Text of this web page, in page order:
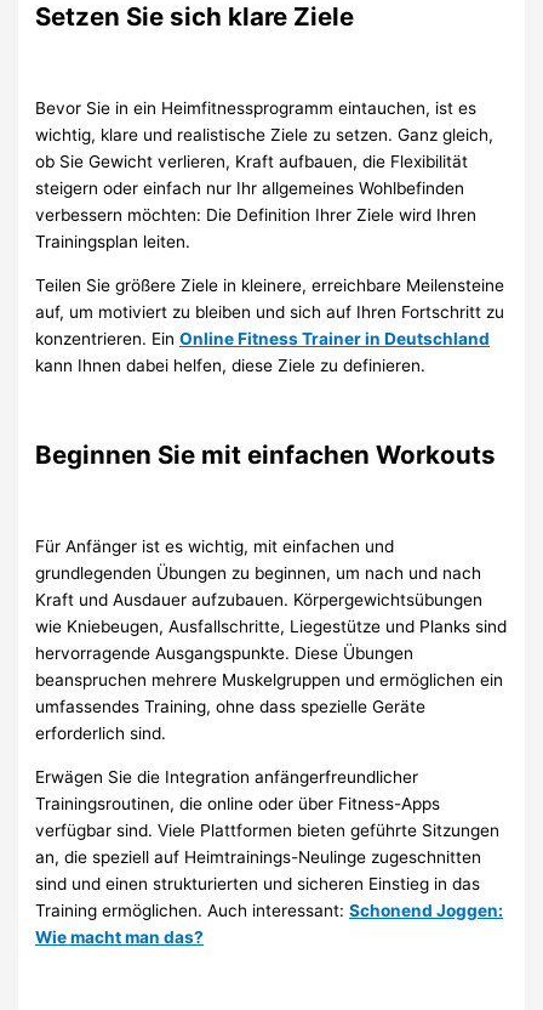
Setzen Sie sich klare Ziele
Bevor Sie in ein Heimfitnessprogramm eintauchen, ist es
wichtig, klare und realistische Ziele zu setzen. Ganz gleich,
ob Sie Gewicht verlieren, Kraft aufbauen, die Flexibilität
steigern oder einfach nur Ihr allgemeines Wohlbefinden
verbessern möchten: Die Definition Ihrer Ziele wird Ihren
Trainingsplan leiten.
Teilen Sie größere Ziele in kleinere, erreichbare Meilensteine
auf, um motiviert zu bleiben und sich auf Ihren Fortschritt zu
konzentrieren. EinOnline Fitness Trainer in Deutschland
kann Ihnen dabei helfen, diese Ziele zu definieren.
Beginnen Sie mit einfachen Workouts
Für Anfänger ist es wichtig, mit einfachen und
grundlegenden Übungen zu beginnen, um nach und nach
Kraft und Ausdauer aufzubauen. Körpergewichtsübungen
wie Kniebeugen, Ausfallschritte, Liegestütze und Planks sind
hervorragende Ausgangspunkte. Diese Übungen
beanspruchen mehrere Muskelgruppen und ermöglichen ein
umfassendes Training, ohne dass spezielle Geräte
erforderlich sind.
Erwägen Sie die Integration anfängerfreundlicher
Trainingsroutinen, die online oder über Fitness-Apps
verfügbar sind. Viele Plattformen bieten geführte Sitzungen
an, die speziell auf Heimtrainings-Neulinge zugeschnitten
sind und einen strukturierten und sicheren Einstieg in das
Training ermöglichen. Auch interessant:Schonend Joggen:
Wie macht man das?